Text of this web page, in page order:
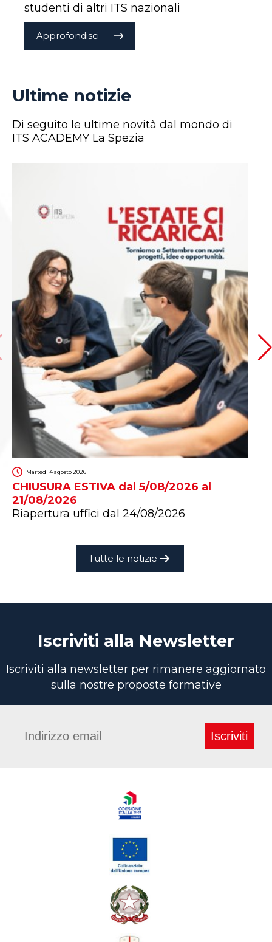
studenti di altri ITS nazionali
Approfondisci
Ultime notizie
Di seguito le ultime novità dal mondo di
ITS ACADEMY La Spezia
Martedì 4 agosto 2026
CHIUSURA ESTIVA dal 5/08/2026 al
21/08/2026
Riapertura uffici dal 24/08/2026
Tutte le notizie arrow_right_alt
Iscriviti alla Newsletter
Iscriviti alla newsletter per rimanere aggiornato
sulla nostre proposte formative
Iscriviti